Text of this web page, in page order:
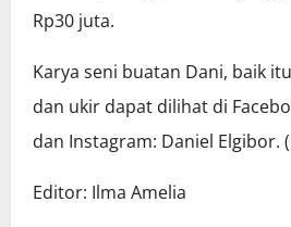
Rp30 juta.
Karya seni buatan Dani, baik
dan ukir dapat dilihat di
dan Instagram: Daniel Elgibor.
Editor: Ilma Amelia